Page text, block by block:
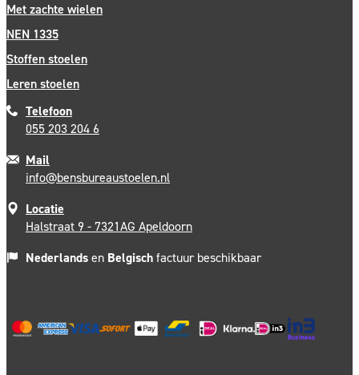
Met zachte wielen
NEN 1335
Stoffen stoelen
Leren stoelen
Telefoon
055 203 204 6
Mail
info@bensbureaustoelen.nl
Locatie
Halstraat 9 - 7321AG Apeldoorn
Nederlandsen Belgischfactuur beschikbaar